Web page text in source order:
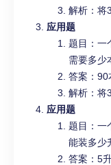
解析：将
应用题
题目：一
需要多少
答案：90
解析：将
应用题
题目：一
能装多少
答案：5